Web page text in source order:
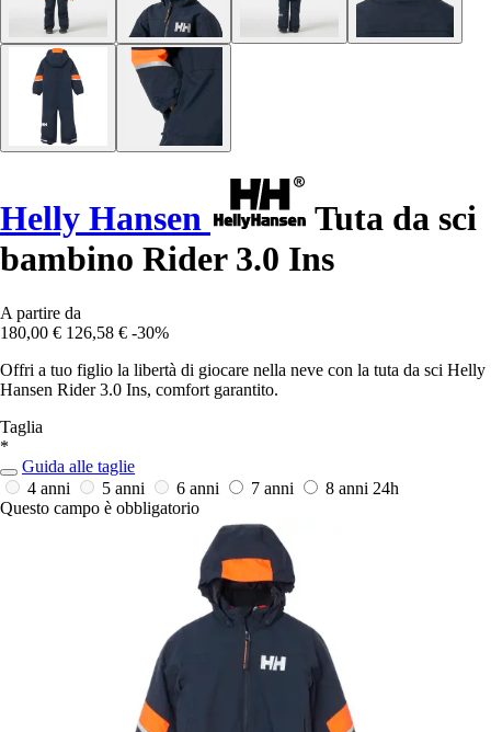
Helly Hansen
Tuta da sci
bambino Rider 3.0 Ins
A partire da
180,00 € 126,58 € -30%
Offri a tuo figlio la libertà di giocare nella neve con la tuta da sci Helly
Hansen Rider 3.0 Ins, comfort garantito.
Taglia
*
Guida alle taglie
4 anni
5 anni 6 anni 7 anni 8 anni 24h
Questo campo è obbligatorio